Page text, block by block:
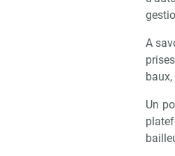
A
Un